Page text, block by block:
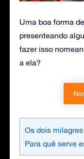
Uma boa forma
presenteando
fazer isso
a ela?
Os dois
Para quê serve